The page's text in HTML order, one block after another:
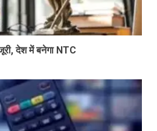
देश में बनेगा NTC